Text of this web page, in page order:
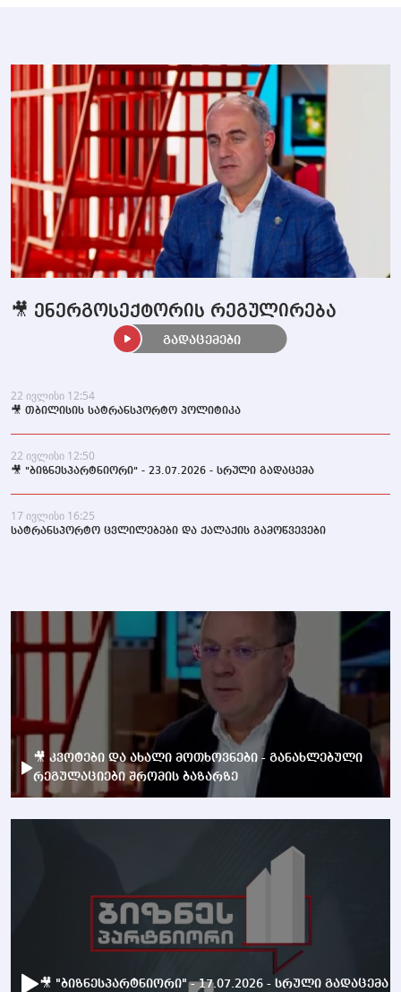
22 ივლისი 12:54
🎥 თბილისის სატრანსპორტო პოლიტიკა
22 ივლისი 12:50
🎥 "ბიზნესპარტნიორი" - 23.07.2026 - სრული გადაცემა
17 ივლისი 16:25
სატრანსპორტო ცვლილებები და ქალაქის გამოწვევები
🎥 ენერგოსექტორის რეგულირება
გადაცემები
🎥 კვოტები და ახალი მოთხოვნები - განახლებული
რეგულაციები შრომის ბაზარზე
🎥 "ბიზნესპარტნიორი" - 17.07.2026 - სრული გადაცემა